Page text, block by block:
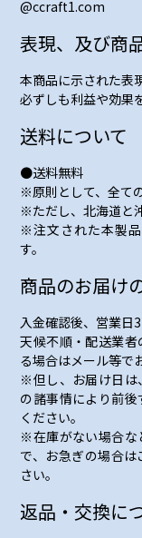
@ccraft1.com
表現、及び商
本商品に示された表
必ずしも利益や効果
送料について
●送料無料
※原則として、全て
※ただし、北海道と
※注文された本製
す。
商品のお届け
入金確認後、営業日
天候不順・配送業
る場合はメール等で
※但し、お届け日は
の諸事情により前
ください。
※在庫がない場合な
で、お急ぎの場合
さい。
返品・交換に